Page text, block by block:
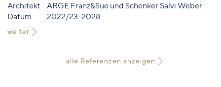
Architekt
ARGE Franz&Sue und Schenker Salvi Weber
Datum
2022/23-2028
weiter
alle Referenzen anzeigen